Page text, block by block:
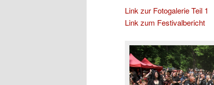
Link zur Fotogalerie Teil 1
Link zum Festivalbericht